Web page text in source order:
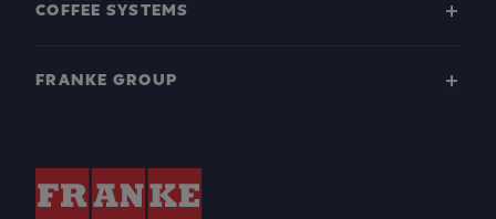
COFFEE SYSTEMS
FRANKE GROUP